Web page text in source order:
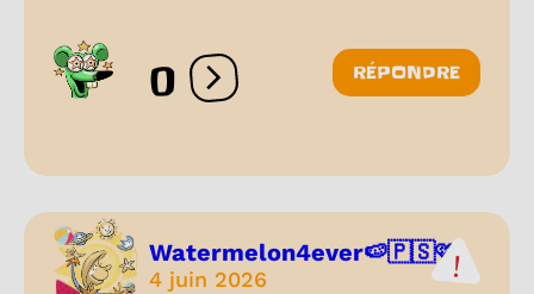
0 Ouvrir les réactions
RÉPONDRE
Watermelon4ever🍉🇵🇸🩷
4 juin 2026